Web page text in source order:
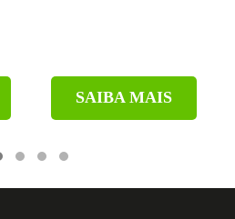
SAIBA MAIS